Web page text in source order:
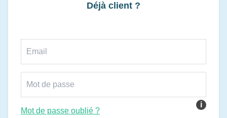
Déjà client ?
i
Mot de passe oublié ?